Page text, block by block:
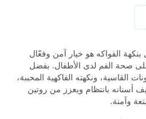
الفواكه هو خيار آمن وفعّال
على صحة الفم لدى الأطفال. بفضل
القاسية، ونكهته الفاكهية المحببة،
بانتظام ويعزز من روتين
وآمنة.